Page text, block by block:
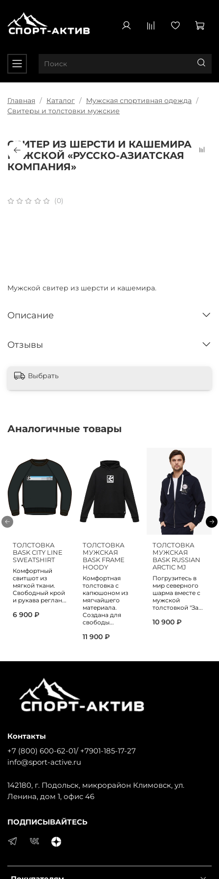
Главная Каталог
Мужская спортивная одежда
Свитеры и толстовки мужские
(0)
СВИТЕР ИЗ ШЕРСТИ И КАШЕМИРА
МУЖСКОЙ «РУССКО-АЗИАТСКАЯ
КОМПАНИЯ»
Мужской свитер из шерсти и кашемира.
Описание
Отзывы
Выбрать
Аналогичные товары
ТОЛСТОВКА
BASK CITY LINE
SWEATSHIRT
Комфортный
свитшот из
мягкой ткани.
Свободный крой
и рукава реглан...
6 900 ₽
ТОЛСТОВКА
МУЖСКАЯ
BASK FRAME
HOODY
Комфортная
толстовка с
капюшоном из
мягчайшего
материала.
Создана для
свободы...
11 900 ₽
ТОЛСТОВКА
МУЖСКАЯ
BASK RUSSIAN
ARCTIC MJ
Погрузитесь в
мир северного
шарма вместе с
мужской
толстовкой "За...
10 900 ₽
Контакты
+7 (800) 600-62-01/ +7901-185-17-27
info@sport-active.ru
142180, г. Подольск, микрорайон Климовск, ул.
Ленина, дом 1, офис 46
ПОДПИСЫВАЙТЕСЬ